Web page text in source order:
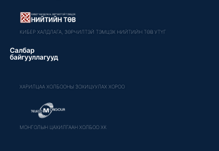
КИБЕР ХАЛДЛАГА, ЗӨРЧИЛТЭЙ ТЭМЦЭХ НИЙТИЙН ТӨВ УТҮГ
Салбар
байгууллагууд
ХАРИЛЦАА ХОЛБООНЫ ЗОХИЦУУЛАХ ХОРОО
МОНГОЛЫН ЦАХИЛГААН ХОЛБОО ХК